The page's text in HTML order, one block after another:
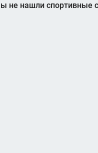
не нашли спортивные